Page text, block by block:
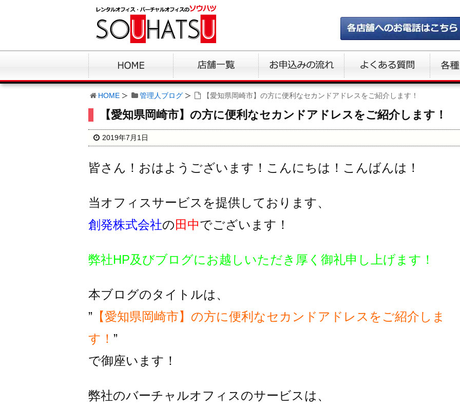
HOME 管理人ブログ 【愛知県岡崎市】の方に便利なセカンドアドレスをご紹介します！
【愛知県岡崎市】の方に便利なセカンドアドレスをご紹介します！
2019年7月1日
皆さん！おはようございます！こんにちは！こんばんは！
当オフィスサービスを提供しております、
創発株式会社の田中でございます！
弊社HP及びブログにお越しいただき厚く御礼申し上げます！
本ブログのタイトルは、
” 【愛知県岡崎市】の方に便利なセカンドアドレスをご紹介しま
す！ ”
で御座います！
弊社のバーチャルオフィスのサービスは、